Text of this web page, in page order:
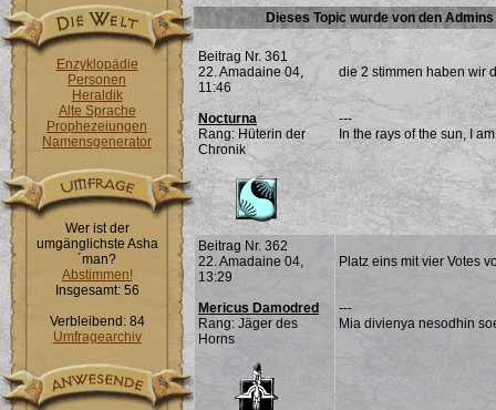
Enzyklopädie
Personen
Heraldik
Alte Sprache
Prophezeiungen
Namensgenerator
Wer ist der
umgänglichste Asha
´man?
Abstimmen!
Insgesamt: 56
Verbleibend: 84
Umfragearchiv
Dieses Topic wurde von den
Beitrag Nr. 361
22. Amadaine 04,
11:46
Nocturna
Rang: Hüterin der
Chronik
die 2 stimmen haben wir
---
In the rays of the sun, I
Beitrag Nr. 362
22. Amadaine 04,
13:29
Mericus Damodred
Rang: Jäger des
Horns
Platz eins mit vier Votes
---
Mia divienya nesodhin